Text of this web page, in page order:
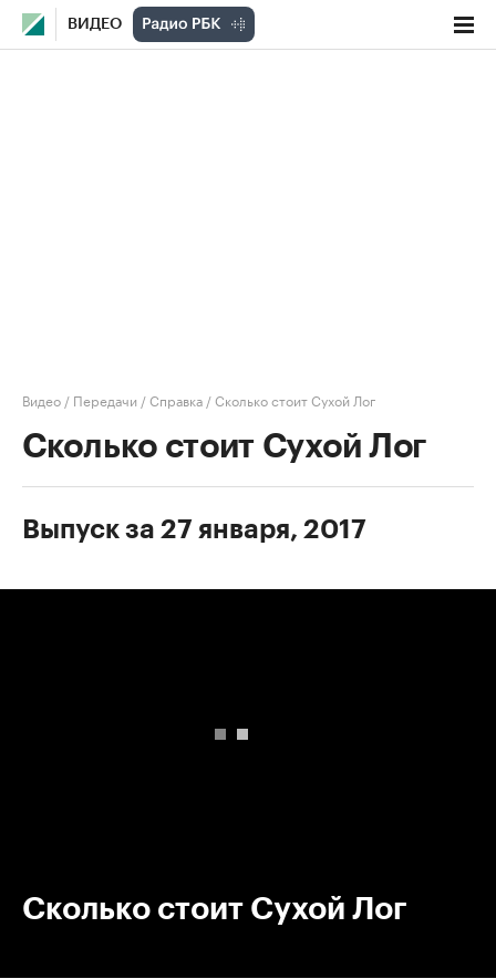
ВИДЕО
Видео / Передачи /Справка /Сколько стоит Сухой Лог
Сколько стоит Сухой Лог
Выпуск за 27 января, 2017
Сколько стоит Сухой Лог